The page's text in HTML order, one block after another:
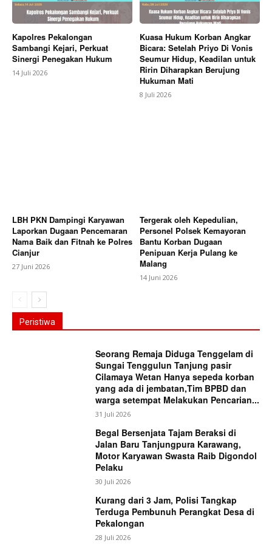
Kapolres Pekalongan
Sambangi Kejari, Perkuat
Sinergi Penegakan Hukum
14 Juli 2026
Kuasa Hukum Korban Angkar
Bicara: Setelah Priyo Di Vonis
Seumur Hidup, Keadilan untuk
Ririn Diharapkan Berujung
Hukuman Mati
8 Juli 2026
LBH PKN Dampingi Karyawan
Laporkan Dugaan Pencemaran
Nama Baik dan Fitnah ke Polres
Cianjur
27 Juni 2026
Tergerak oleh Kepedulian,
Personel Polsek Kemayoran
Bantu Korban Dugaan
Penipuan Kerja Pulang ke
Malang
14 Juni 2026
Peristiwa
Seorang Remaja Diduga Tenggelam di
Sungai Tenggulun Tanjung pasir
Cilamaya Wetan Hanya sepeda korban
yang ada di jembatan,Tim BPBD dan
warga setempat Melakukan Pencarian...
31 Juli 2026
Begal Bersenjata Tajam Beraksi di
Jalan Baru Tanjungpura Karawang,
Motor Karyawan Swasta Raib Digondol
Pelaku
30 Juli 2026
Kurang dari 3 Jam, Polisi Tangkap
Terduga Pembunuh Perangkat Desa di
Pekalongan
28 Juli 2026